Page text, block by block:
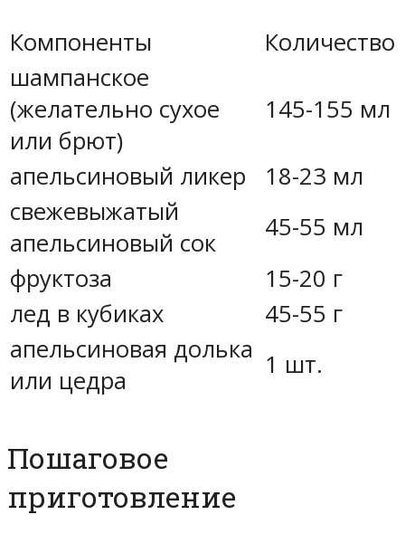
Компоненты
Количество
шампанское
(желательно сухое
или брют)
145-155 мл
апельсиновый ликер
18-23 мл
свежевыжатый
апельсиновый сок
45-55 мл
фруктоза
15-20 г
лед в кубиках
45-55 г
апельсиновая долька
или цедра
1 шт.
Пошаговое
приготовление